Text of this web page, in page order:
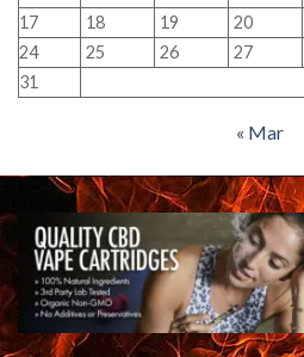
17
18 19 20
24
25 26 27
31
« Mar